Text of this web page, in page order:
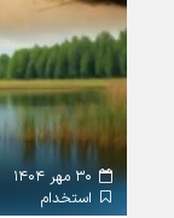
30 مهر 1404
استخدام